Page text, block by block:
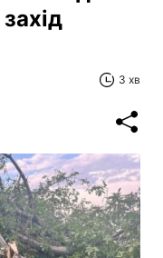
3 хв